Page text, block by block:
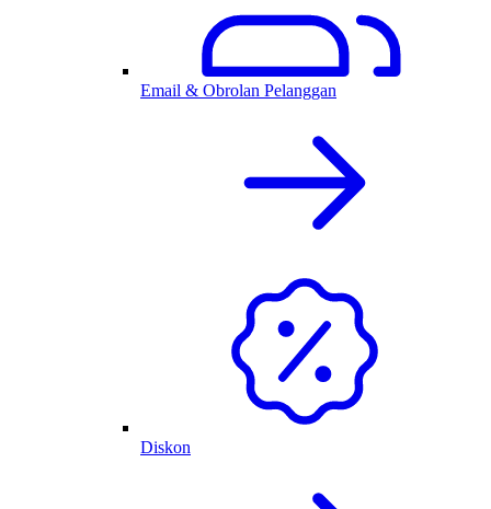
Email & Obrolan Pelanggan
Diskon